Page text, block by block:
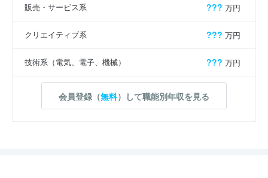
販売・サービス系 ??? 万円
クリエイティブ系 ??? 万円
技術系（電気、電子、機械） ??? 万円
会員登録（無料）して職能別年収を見る